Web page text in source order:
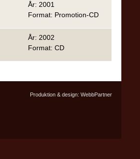
År: 2001
Format: Promotion-CD
År: 2002
Format: CD
Produktion & design: WebbPartner